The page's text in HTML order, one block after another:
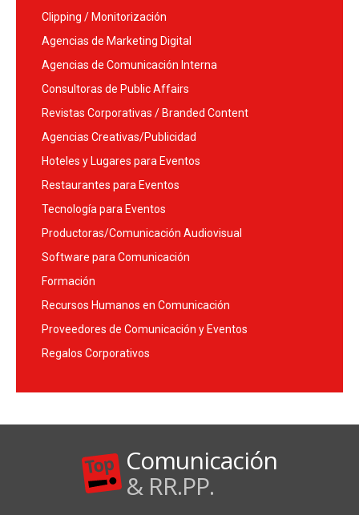
Clipping / Monitorización
Agencias de Marketing Digital
Agencias de Comunicación Interna
Consultoras de Public Affairs
Revistas Corporativas / Branded Content
Agencias Creativas/Publicidad
Hoteles y Lugares para Eventos
Restaurantes para Eventos
Tecnología para Eventos
Productoras/Comunicación Audiovisual
Software para Comunicación
Formación
Recursos Humanos en Comunicación
Proveedores de Comunicación y Eventos
Regalos Corporativos
Comunicación
& RR.PP.